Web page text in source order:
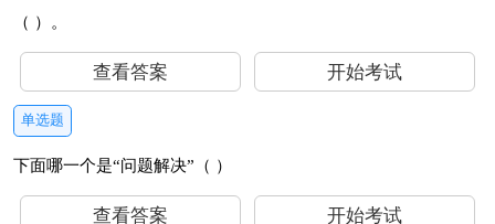
（ ）。
查看答案 开始考试
单选题
下面哪一个是“问题解决”（ ）
查看答案 开始考试